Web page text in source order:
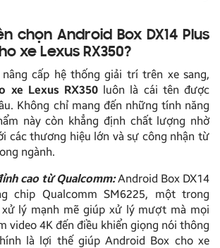
chọn Android Box DX14 Plus
xe Lexus RX350?
cấp hệ thống giải trí trên xe sang,
xe Lexus RX350 luôn là cái tên được
Không chỉ mang đến những tính năng
này còn khẳng định chất lượng nhờ
các thương hiệu lớn và sự công nhận từ
ngành.
cao từ Qualcomm: Android Box DX14
chip Qualcomm SM6225, một trong
lý mạnh mẽ giúp xử lý mượt mà mọi
video 4K đến điều khiển giọng nói thông
là lợi thế giúp Android Box cho xe